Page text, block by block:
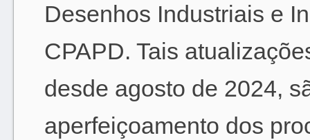
Desenhos Industriais e
CPAPD. Tais
desde agosto de 2024,
aperfeiçoamento dos